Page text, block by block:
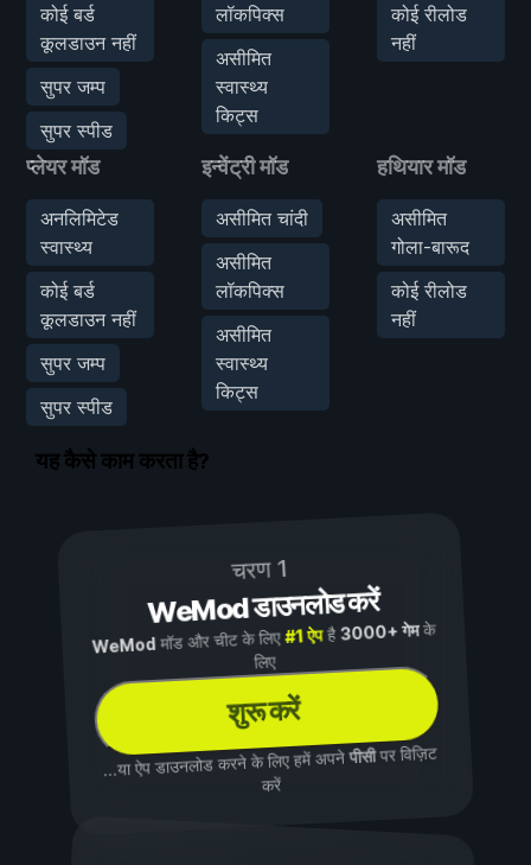
कोई बर्ड
कूलडाउन नहीं
सुपर जम्प
सुपर स्पीड
लॉकपिक्स
असीमित
स्वास्थ्य
किट्स
कोई रीलोड
नहीं
प्लेयर मॉड
अनलिमिटेड
स्वास्थ्य
कोई बर्ड
कूलडाउन नहीं
सुपर जम्प
सुपर स्पीड
इन्वेंट्री मॉड
असीमित चांदी
असीमित
लॉकपिक्स
असीमित
स्वास्थ्य
किट्स
हथियार मॉड
असीमित
गोला-बारूद
कोई रीलोड
नहीं
यह कैसे काम करता है?
चरण 1
WeMod डाउनलोड करें
WeMod मॉड और चीट के लिए#1 ऐपहै3000+ गेमके
लिए
शुरू करें
...या ऐप डाउनलोड करने के लिए हमें अपनेपीसीपर विज़िट
करें